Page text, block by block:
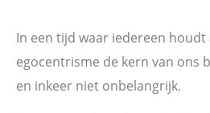
In een tijd waar iedereen
egocentrisme de kern van ons
en inkeer niet onbelangrijk.